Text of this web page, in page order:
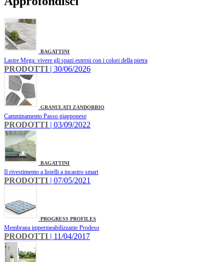
BAGATTINI
Lastre Mega: vivere gli spazi esterni con i colori della pietra
PRODOTTI | 30/06/2026
GRANULATI ZANDOBBIO
Camminamento Passo giapponese
PRODOTTI | 03/09/2022
BAGATTINI
Il rivestimento a listelli a incastro smart
PRODOTTI | 07/05/2021
PROGRESS PROFILES
Membrana impermeabilizzante Prodeso
PRODOTTI | 11/04/2017